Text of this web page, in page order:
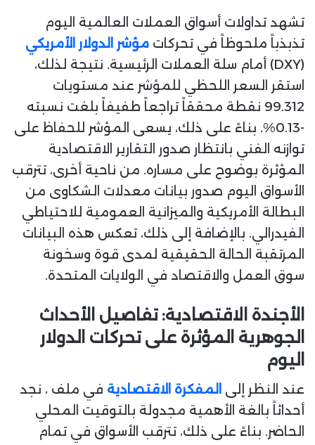
و
ن
ي
تشهد تداولات أسواق العملات العالمية اليوم
تذبذباً ملحوظاً في تحركات مؤشر الدولار الأمريكي
(DXY) أمام سلة العملات الرئيسية. نتيجة لذلك،
استقر السعر اللحظي للمؤشر عند مستويات
99.312 نقطة محققاً تراجعاً طفيفاً بلغت نسبته
-0.13%. بناءً على ذلك، يسعى المؤشر للحفاظ على
توازنه الفني بانتظار صدور التقارير الاقتصادية
المؤثرة بوضوح على مساره. من ناحية أخرى، تترقب
الأسواق اليوم صدور بيانات معدلات الشكاوى من
البطالة الأمريكية والميزانية العمومية للاحتياطي
الفيدرالي. بالإضافة إلى ذلك، تعكس هذه البيانات
المرتقبة الحالة الحقيقية لمدى قوة وسخونة
سوق العمل والاقتصاد في الولايات المتحدة.
الأجندة الاقتصادية: تفاصيل الأحداث
الجوهرية المؤثرة على تحركات الدولار
اليوم
عند النظر إلى المفكرة الاقتصادية في ملف ، نجد
أحداثاً بالغة الأهمية مجدولة بالتوقيت المحلي
الحاضر. بناءً على ذلك، تترقب الأسواق في تمام